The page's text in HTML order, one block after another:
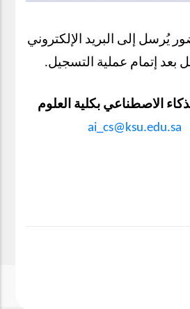
يُرسل إلى البريد الإلكتروني
بعد إتمام عملية التسجيل.
الاصطناعي بكلية العلوم
ai_cs@ksu.edu.sa